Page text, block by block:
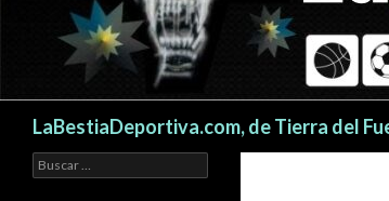
LaBestiaDeportiva.com, de Tierra del
Buscar: